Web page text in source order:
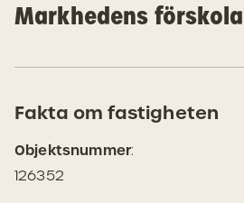
Markhedens förskola
Fakta om fastigheten
Objektsnummer:
126352